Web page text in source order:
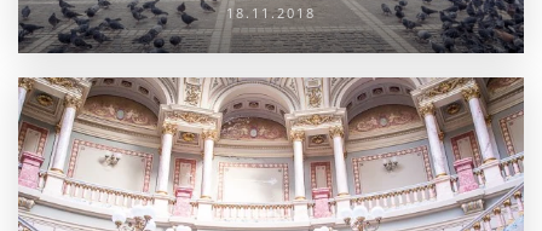
18.11.2018